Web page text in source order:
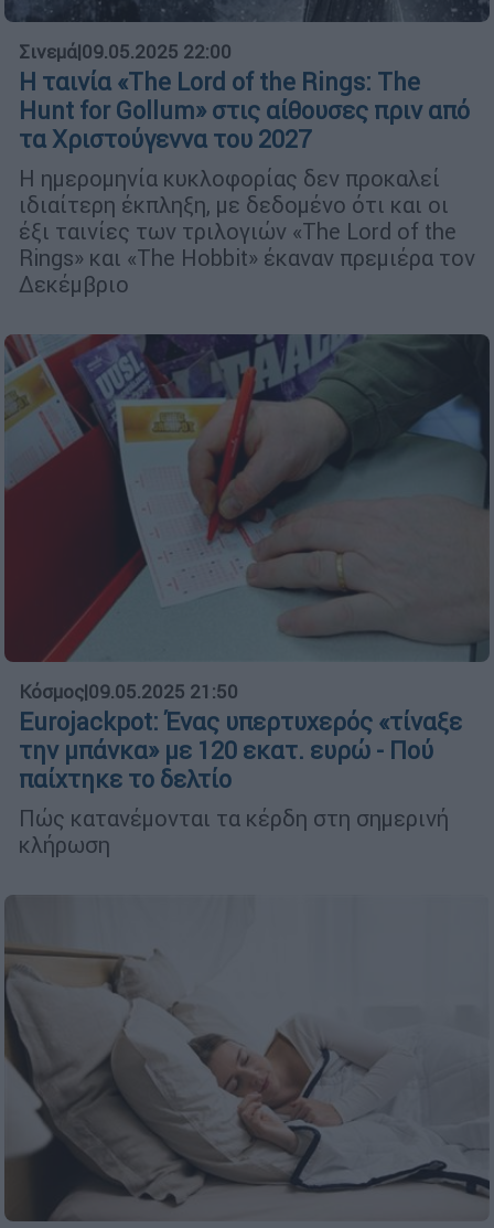
Σινεμά|09.05.2025 22:00
Η ταινία «The Lord of the Rings: The
Hunt for Gollum» στις αίθουσες πριν από
τα Χριστούγεννα του 2027
Η ημερομηνία κυκλοφορίας δεν προκαλεί
ιδιαίτερη έκπληξη, με δεδομένο ότι και οι
έξι ταινίες των τριλογιών «The Lord of the
Rings» και «The Hobbit» έκαναν πρεμιέρα τον
Δεκέμβριο
Κόσμος|09.05.2025 21:50
Eurojackpot: Ένας υπερτυχερός «τίναξε
την μπάνκα» με 120 εκατ. ευρώ - Πού
παίχτηκε το δελτίο
Πώς κατανέμονται τα κέρδη στη σημερινή
κλήρωση